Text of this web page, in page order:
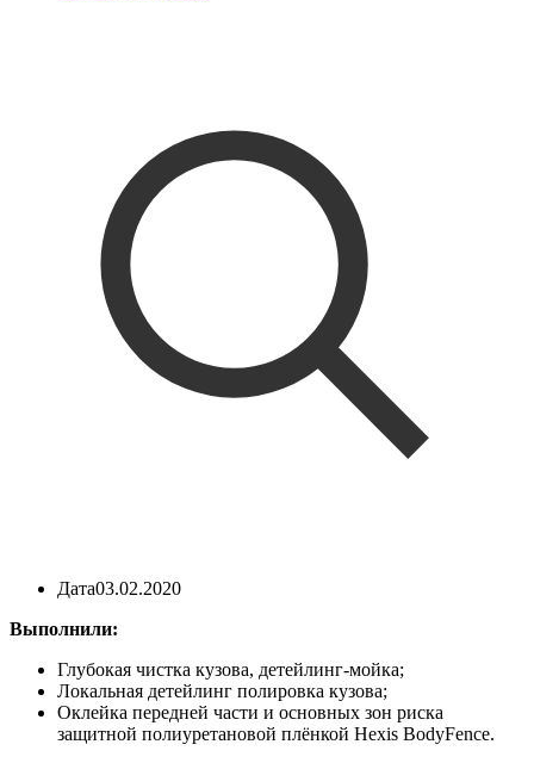
Дата03.02.2020
Выполнили:
Глубокая чистка кузова, детейлинг-мойка;
Локальная детейлинг полировка кузова;
Оклейка передней части и основных зон риска
защитной полиуретановой плёнкой Hexis BodyFence.